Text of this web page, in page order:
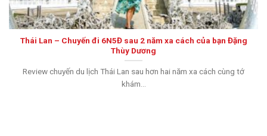
Thái Lan – Chuyến đi 6N5Đ sau 2 năm xa cách của bạn Đặng
Thùy Dương
Review chuyến du lịch Thái Lan sau hơn hai năm xa cách cùng tớ
khám...